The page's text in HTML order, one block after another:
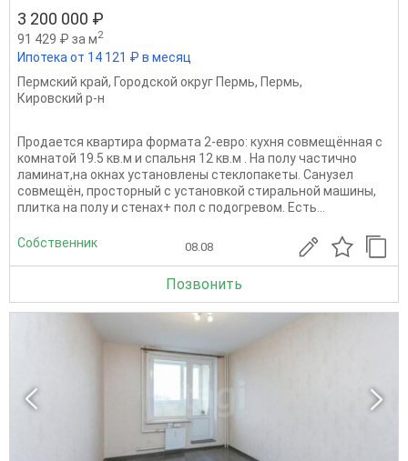
3 200 000 ₽
91 429 ₽ за м2
Ипотека от 14 121 ₽ в месяц
Пермский край, Городской округ Пермь, Пермь,
Кировский р-н
Продается квартира формата 2-евро: кухня совмещённая с
комнатой 19.5 кв.м и спальня 12 кв.м . На полу частично
ламинат,на окнах установлены стеклопакеты. Санузел
совмещён, просторный с установкой стиральной машины,
плитка на полу и стенах+ пол с подогревом. Есть...
Собственник 08.08
Позвонить